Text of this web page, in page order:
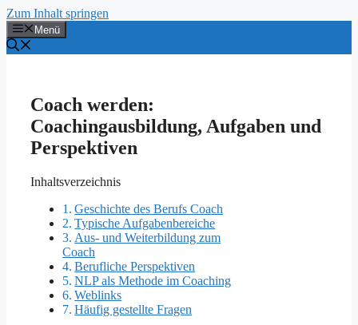
Zum Inhalt springen
Menü
Coach werden:
Coachingausbildung, Aufgaben und
Perspektiven
Inhaltsverzeichnis
Geschichte des Berufs Coach
Typische Aufgabenbereiche
Aus- und Weiterbildung zum
Coach
Berufliche Perspektiven
NLP als Methode im Coaching
Weblinks
Häufig gestellte Fragen